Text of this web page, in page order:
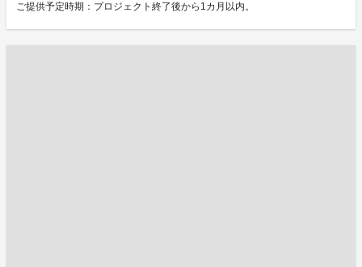
ご提供予定時期：プロジェクト終了後から1カ月以内。